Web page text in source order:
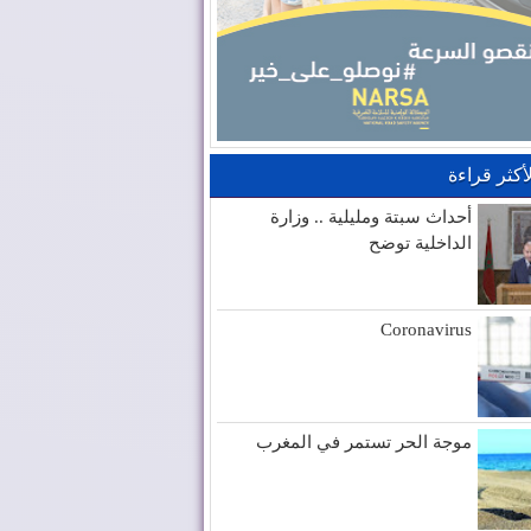
قراءة
أحداث سبتة ومليلية .. وزارة
الداخلية توضح
Coronavirus
موجة الحر تستمر في المغرب